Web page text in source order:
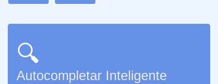
🔍
Autocompletar Inteligente